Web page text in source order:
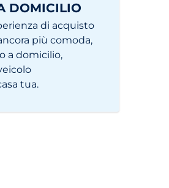
DOMICILIO
di acquisto
più comoda,
a domicilio,
tua.